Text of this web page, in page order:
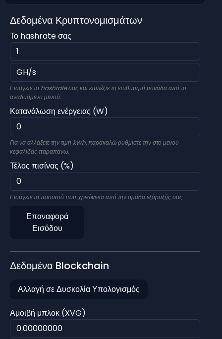
Δεδομένα Κρυπτονομισμάτων
Το hashrate σας
Εισάγετε το hashrate σας και επιλέξτε τη επιθυμητή μονάδα από το
αναδυόμενο μενού.
Κατανάλωση ενέργειας (W)
Για να αλλάξετε την τιμή kWh, παρακαλώ ρυθμίστε την στο μενού
κεφαλίδας παραπάνω.
Τέλος πισίνας (%)
Εισάγετε το ποσοστό που χρεώνεται από την ομάδα εξόρυξής σας
Επαναφορά
Εισόδου
Δεδομένα Blockchain
Αλλαγή σε Δυσκολία Υπολογισμός
Αμοιβή μπλοκ (XVG)